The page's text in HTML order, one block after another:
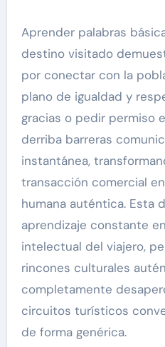
Aprender palabras
destino visitado
por conectar con la
plano de igualdad y
gracias o pedir permiso
derriba barreras
instantánea,
transacción comercial
humana auténtica. Esta
aprendizaje constante
intelectual del viajero,
rincones culturales
completamente
circuitos turísticos
de forma genérica.